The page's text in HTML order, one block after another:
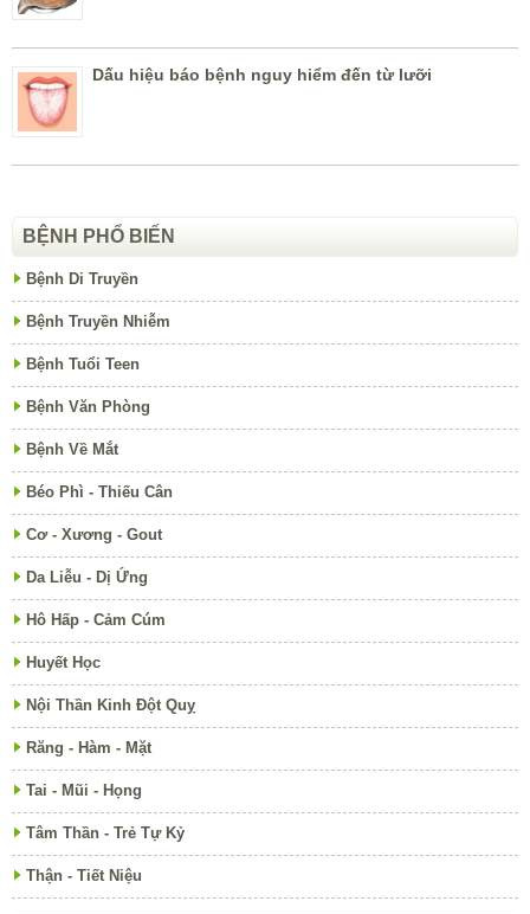
Dấu hiệu báo bệnh nguy hiểm đến từ lưỡi
BỆNH PHỔ BIẾN
Bệnh Di Truyền
Bệnh Truyền Nhiễm
Bệnh Tuổi Teen
Bệnh Văn Phòng
Bệnh Về Mắt
Béo Phì - Thiếu Cân
Cơ - Xương - Gout
Da Liễu - Dị Ứng
Hô Hấp - Cảm Cúm
Huyết Học
Nội Thần Kinh Đột Quỵ
Răng - Hàm - Mặt
Tai - Mũi - Họng
Tâm Thần - Trẻ Tự Kỷ
Thận - Tiết Niệu